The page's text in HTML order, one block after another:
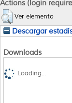
Actions (login
Ver elemento
Descargar
Downloads
Loading...